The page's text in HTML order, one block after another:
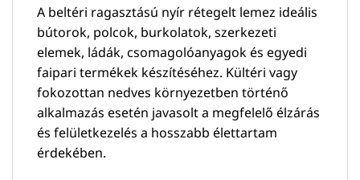
A beltéri ragasztású nyír rétegelt lemez ideális
bútorok, polcok, burkolatok, szerkezeti
elemek, ládák, csomagolóanyagok és egyedi
faipari termékek készítéséhez. Kültéri vagy
fokozottan nedves környezetben történő
alkalmazás esetén javasolt a megfelelő élzárás
és felületkezelés a hosszabb élettartam
érdekében.